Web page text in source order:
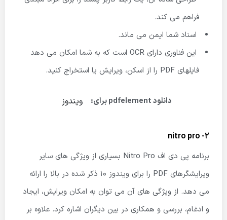
فراهم می کند.
اسناد شما ایمن می ماند.
این فناوری دارای OCR است که به شما امکان می دهد
فایلهای PDF را از اسکن، ویرایش یا استخراج کنید.
دانلود pdfelement برای: ویندوز
2- nitro pro
برنامه پی دی اف Nitro Pro بسیاری از ویژگی های سایر
ویرایشگرهای PDF را برای ویندوز 10 ذکر شده در بالا را ارائه
می دهد. از ویژگی های آن می توان به امکان ویرایش، ایجاد
و ادغام، بررسی و همکاری در بین دیگران اشاره کرد. علاوه بر